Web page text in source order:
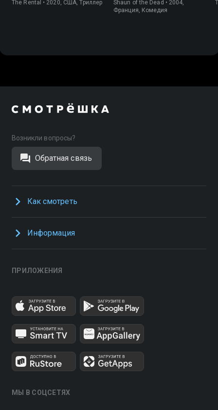
The Rental • 2020, США, Триллер
Shaun of the Dead • 2004,
Франция, Комедия
Возникли вопросы?
Обратная связь
Как смотреть
Информация
ПРИЛОЖЕНИЯ
МЫ В СОЦСЕТЯХ